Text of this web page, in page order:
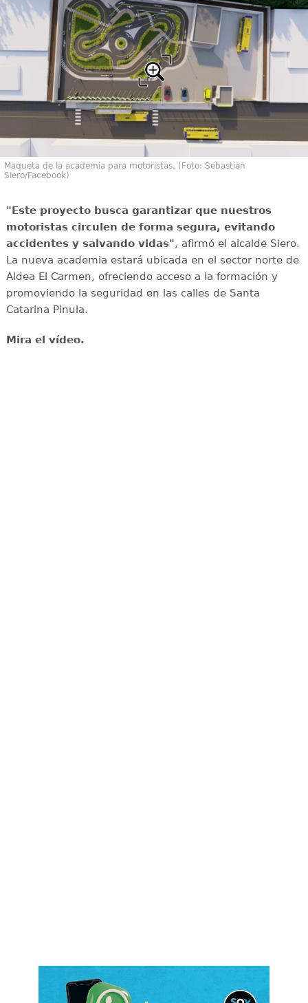
Maqueta de la academia para motoristas. (Foto: Sebastian
Siero/Facebook)
"Este proyecto busca garantizar que nuestros
motoristas circulen de forma segura, evitando
accidentes y salvando vidas", afirmó el alcalde Siero.
La nueva academia estará ubicada en el sector norte de
Aldea El Carmen, ofreciendo acceso a la formación y
promoviendo la seguridad en las calles de Santa
Catarina Pinula.
Mira el vídeo.